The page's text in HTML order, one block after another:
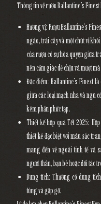
Thông tin về rượu Ballantine's Finest
Hương vị: Rượu Ballantine's
ngào, trái cây và một chút vị
của rượu có sự hòa quyện giữa
nên cảm giác dễ chịu và mượt
Đặc điểm: Ballantine’s Finest
giữa các loại mạch nha và ngũ
kém phần phức tạp.
Thiết kế hộp quà Tết 2025:
thiết kế đặc biệt với màu sắc
mang đến vẻ ngoài tinh tế và
người thân, bạn bè hoặc đối tác
Dung tích: Thường có dung
tùng và gặp gỡ.